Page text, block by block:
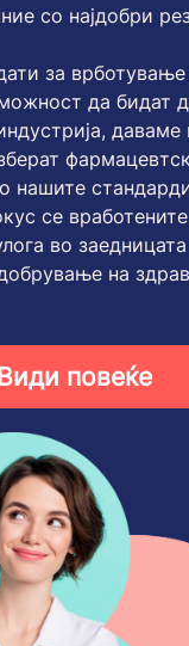
со најдобри
за врботување
да бидат
нашите
се
во
на
Види повеќе